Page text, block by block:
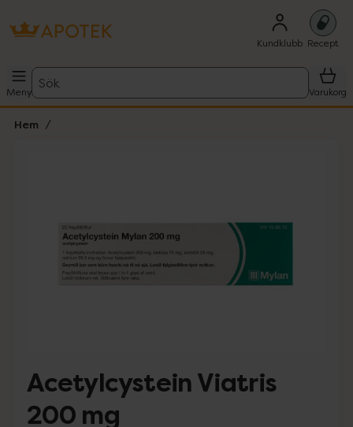
Kundklubb Recept
Meny
Sök
Varukorg
Hem
Acetylcystein Viatris
200 mg